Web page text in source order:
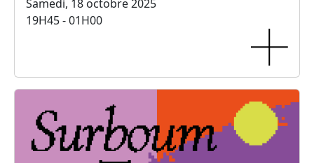
Samedi, 18 octobre 2025
19H45 - 01H00